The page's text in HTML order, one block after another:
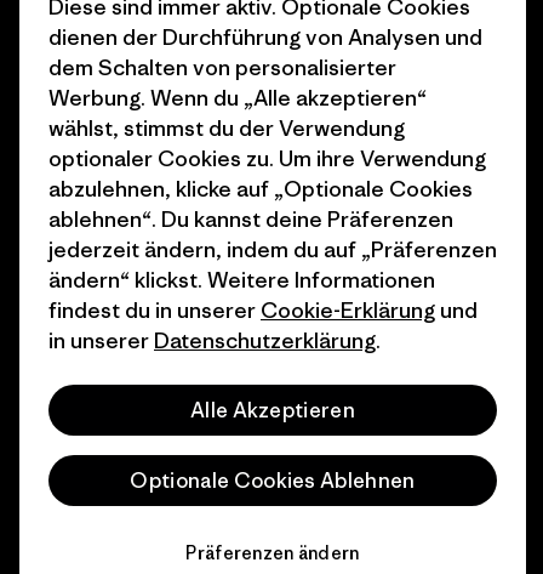
1% For The Planet
Wie wir finanzieren
Geschenkgutscheine
Stores in deiner Nähe
Industry program
Affiliate-Programm
Patagonia Schweiz
Seitenverzeichnis
© 2026 Patagonia, Inc. All Rights Reserved.
Deutsch
Diese sind immer aktiv. Optionale Cookies
dienen der Durchführung von Analysen und
dem Schalten von personalisierter
Werbung. Wenn du „Alle akzeptieren“
wählst, stimmst du der Verwendung
optionaler Cookies zu. Um ihre Verwendung
abzulehnen, klicke auf „Optionale Cookies
ablehnen“. Du kannst deine Präferenzen
jederzeit ändern, indem du auf „Präferenzen
ändern“ klickst. Weitere Informationen
findest du in unserer Cookie-Erklärung und
in unserer Datenschutzerklärung.
Alle Akzeptieren
Optionale Cookies Ablehnen
Präferenzen ändern